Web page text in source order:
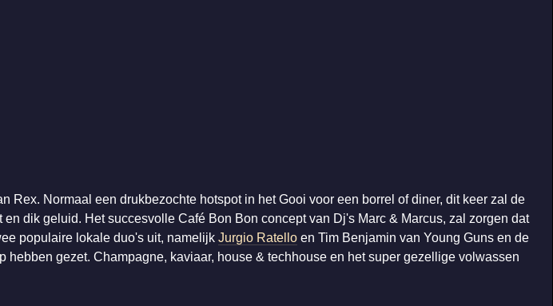
Rex. Normaal een drukbezochte hotspot in het Gooi voor een borrel of diner, dit keer zal de
dik geluid. Het succesvolle Café Bon Bon concept van Dj's Marc & Marcus, zal zorgen dat
populaire lokale duo's uit, namelijk Jurgio Ratelloen Tim Benjamin van Young Guns en de
gezet. Champagne, kaviaar, house & techhouse en het super gezellige volwassen